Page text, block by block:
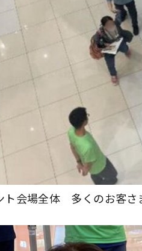
会場全体 多くのお客さ